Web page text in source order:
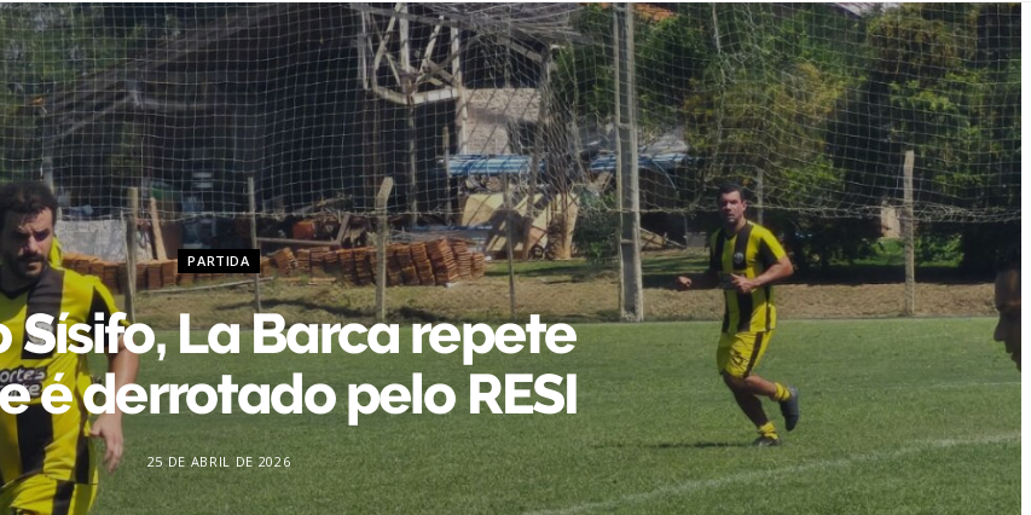
PARTIDA
Sísifo, La Barca repete
é derrotado pelo RESI
25 DE ABRIL DE 2026